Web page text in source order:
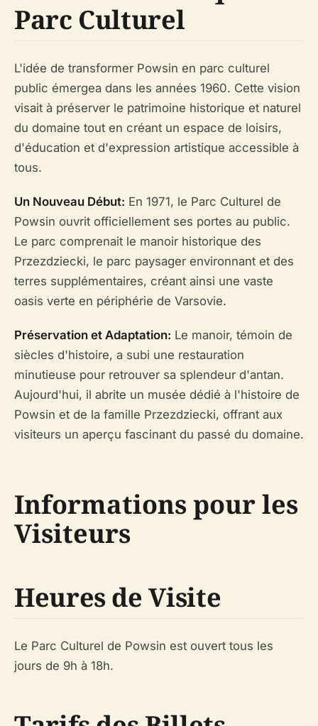
Parc Culturel
L'idée de transformer Powsin en parc culturel
public émergea dans les années 1960. Cette vision
visait à préserver le patrimoine historique et naturel
du domaine tout en créant un espace de loisirs,
d'éducation et d'expression artistique accessible à
tous.
Un Nouveau Début: En 1971, le Parc Culturel de
Powsin ouvrit officiellement ses portes au public.
Le parc comprenait le manoir historique des
Przezdziecki, le parc paysager environnant et des
terres supplémentaires, créant ainsi une vaste
oasis verte en périphérie de Varsovie.
Préservation et Adaptation: Le manoir, témoin de
siècles d'histoire, a subi une restauration
minutieuse pour retrouver sa splendeur d'antan.
Aujourd'hui, il abrite un musée dédié à l'histoire de
Powsin et de la famille Przezdziecki, offrant aux
visiteurs un aperçu fascinant du passé du domaine.
Informations pour les
Visiteurs
Heures de Visite
Le Parc Culturel de Powsin est ouvert tous les
jours de 9h à 18h.